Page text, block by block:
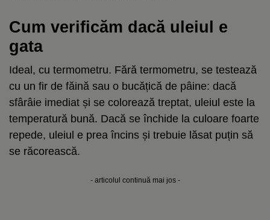
Cum verificăm dacă uleiul e
gata
Ideal, cu termometru. Fără termometru, se testează
cu un fir de făină sau o bucățică de pâine: dacă
sfârâie imediat și se colorează treptat, uleiul este la
temperatură bună. Dacă se închide la culoare foarte
repede, uleiul e prea încins și trebuie lăsat puțin să
se răcorească.
- articolul continuă mai jos -